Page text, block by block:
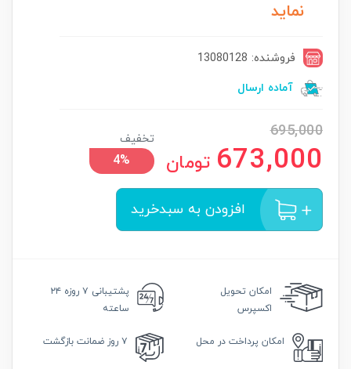
نماید
فروشنده: 13080128
آماده ارسال
695,000
673,000 تومان
تخفیف
4%
افزودن به سبدخرید
امکان تحویل
اکسپرس
پشتیبانی
۷ روزه ۲۴
ساعته
امکان پرداخت در محل ۷ روز ضمانت بازگشت